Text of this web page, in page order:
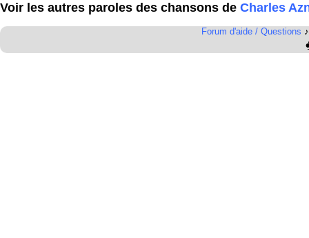
Voir les autres paroles des chansons de Charles
Forum d'aide / Questions